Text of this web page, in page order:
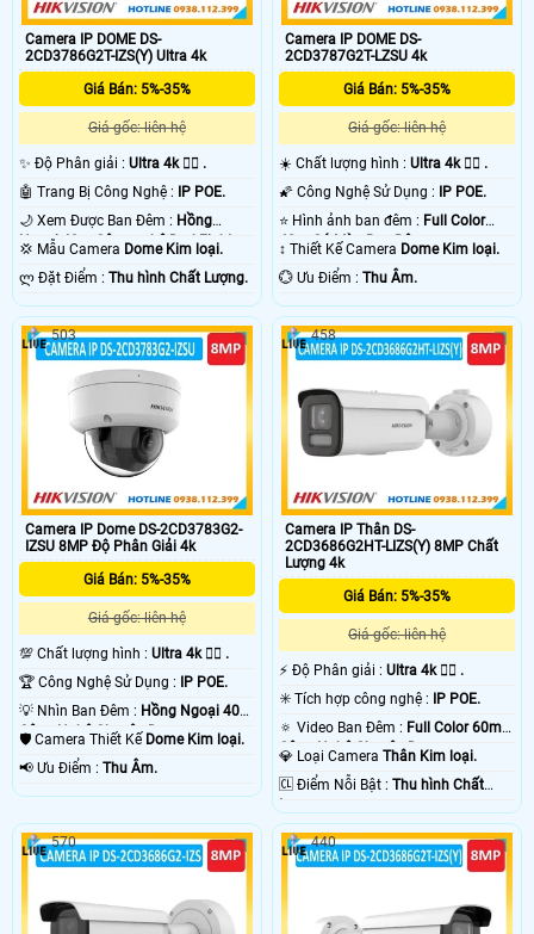
Camera IP DOME DS-
2CD3786G2T-IZS(Y) Ultra 4k
Giá Bán: 5%-35%
Giá gốc: liên hệ
✨ Độ Phân giải : Ultra 4k 👍🏾 .
🤖️ Trang Bị Công Nghệ :
IP POE.
🌙 Xem Được Ban Đêm : Hồng
Ngoại 40m Công nghệ DarkFighter.
💢 Mẫu Camera Dome Kim loại.
️ლ Đặt Điểm : Thu hình Chất Lượng.
Camera IP DOME DS-
2CD3787G2T-LZSU 4k
Giá Bán: 5%-35%
Giá gốc: liên hệ
☀️ Chất lượng hình :Ultra 4k 👍🏾 .
🌠 Công Nghệ Sử Dụng :
IP POE.
⭐ Hình ảnh ban đêm : Full Color
40m Có Màu Ban Ðêm.
↕️ Thiết Kế Camera Dome Kim loại.
️💮 Ưu Điểm :Thu Âm.
Camera IP Dome DS-2CD3783G2-
IZSU 8MP Độ Phân Giải 4k
Giá Bán: 5%-35%
Giá gốc: liên hệ
💯 Chất lượng hình : Ultra 4k 👍🏾 .
🏆 Công Nghệ Sử Dụng : IP POE.
💡 Nhìn Ban Đêm : Hồng Ngoại 40m
Công Nghệ Chuyên Dụng.
🛡 Camera Thiết Kế Dome Kim loại.
️📢 Ưu Điểm : Thu Âm.
503
Camera IP Thân DS-
2CD3686G2HT-LIZS(Y) 8MP Chất
Lượng 4k
Giá Bán: 5%-35%
Giá gốc: liên hệ
️⚡ Độ Phân giải :Ultra 4k 👍🏾 .
✳️ Tích hợp công nghệ : IP POE.
🔅 Video Ban Đêm : Full Color 60m
Công Nghệ Chuyên Dụng.
💎 Loại CameraThân Kim loại.
️🆑 Điểm Nỗi Bật :Thu hình Chất
Lượng.
458
570 440